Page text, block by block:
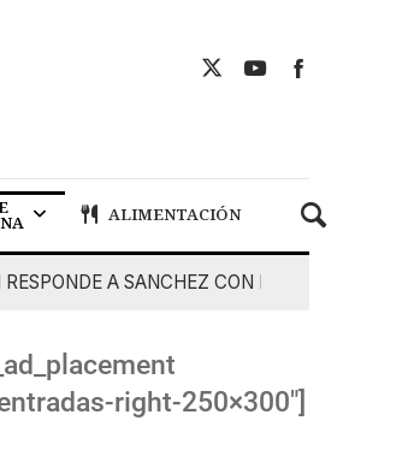
ALIMENTACIÓN
A SANCHEZ CON DUREZA
right-250×300″]